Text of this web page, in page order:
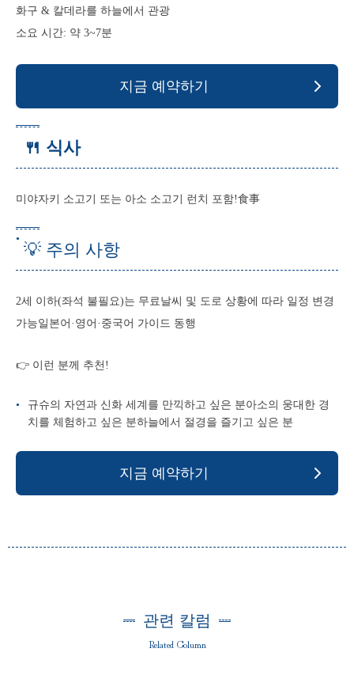
화구 & 칼데라를 하늘에서 관광
소요 시간: 약 3~7분
지금 예약하기
🍴 식사
미야자키 소고기 또는 아소 소고기 런치 포함!食事
💡 주의 사항
2세 이하(좌석 불필요)는 무료날씨 및 도로 상황에 따라 일정 변경
가능일본어·영어·중국어 가이드 동행
👉 이런 분께 추천!
규슈의 자연과 신화 세계를 만끽하고 싶은 분아소의 웅대한 경
치를 체험하고 싶은 분하늘에서 절경을 즐기고 싶은 분
지금 예약하기
관련 칼럼
Related Column